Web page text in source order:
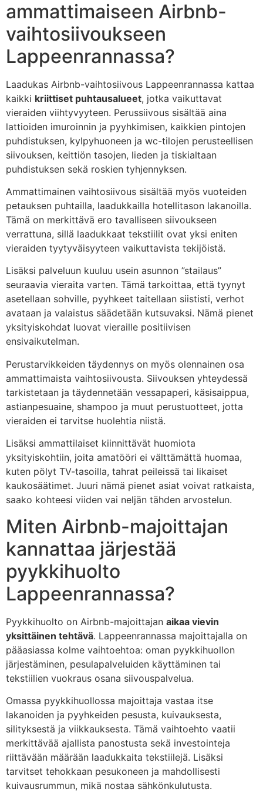
ammattimaiseen Airbnb-
vaihtosiivoukseen
Lappeenrannassa?
Laadukas Airbnb-vaihtosiivous Lappeenrannassa kattaa
kaikki kriittiset puhtausalueet, jotka vaikuttavat
vieraiden viihtyvyyteen. Perussiivous sisältää aina
lattioiden imuroinnin ja pyyhkimisen, kaikkien pintojen
puhdistuksen, kylpyhuoneen ja wc-tilojen perusteellisen
siivouksen, keittiön tasojen, lieden ja tiskialtaan
puhdistuksen sekä roskien tyhjennyksen.
Ammattimainen vaihtosiivous sisältää myös vuoteiden
petauksen puhtailla, laadukkailla hotellitason lakanoilla.
Tämä on merkittävä ero tavalliseen siivoukseen
verrattuna, sillä laadukkaat tekstiilit ovat yksi eniten
vieraiden tyytyväisyyteen vaikuttavista tekijöistä.
Lisäksi palveluun kuuluu usein asunnon ”stailaus”
seuraavia vieraita varten. Tämä tarkoittaa, että tyynyt
asetellaan sohville, pyyhkeet taitellaan siististi, verhot
avataan ja valaistus säädetään kutsuvaksi. Nämä pienet
yksityiskohdat luovat vieraille positiivisen
ensivaikutelman.
Perustarvikkeiden täydennys on myös olennainen osa
ammattimaista vaihtosiivousta. Siivouksen yhteydessä
tarkistetaan ja täydennetään vessapaperi, käsisaippua,
astianpesuaine, shampoo ja muut perustuotteet, jotta
vieraiden ei tarvitse huolehtia niistä.
Lisäksi ammattilaiset kiinnittävät huomiota
yksityiskohtiin, joita amatööri ei välttämättä huomaa,
kuten pölyt TV-tasoilla, tahrat peileissä tai likaiset
kaukosäätimet. Juuri nämä pienet asiat voivat ratkaista,
saako kohteesi viiden vai neljän tähden arvostelun.
Miten Airbnb-majoittajan
kannattaa järjestää
pyykkihuolto
Lappeenrannassa?
Pyykkihuolto on Airbnb-majoittajan aikaa vievin
yksittäinen tehtävä. Lappeenrannassa majoittajalla on
pääasiassa kolme vaihtoehtoa: oman pyykkihuollon
järjestäminen, pesulapalveluiden käyttäminen tai
tekstiilien vuokraus osana siivouspalvelua.
Omassa pyykkihuollossa majoittaja vastaa itse
lakanoiden ja pyyhkeiden pesusta, kuivauksesta,
silityksestä ja viikkauksesta. Tämä vaihtoehto vaatii
merkittävää ajallista panostusta sekä investointeja
riittävään määrään laadukkaita tekstiilejä. Lisäksi
tarvitset tehokkaan pesukoneen ja mahdollisesti
kuivausrummun, mikä nostaa sähkönkulutusta.